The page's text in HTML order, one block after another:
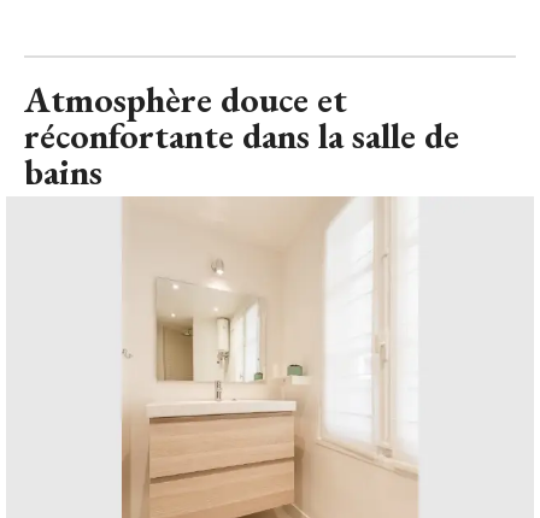
Atmosphère douce et
réconfortante dans la salle de
bains